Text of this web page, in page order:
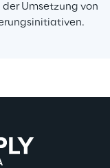
Umsetzung von